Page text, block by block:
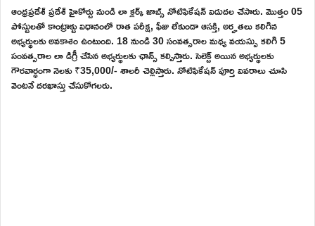
ఆంధ్రప్రదేశ్ ప్రదేశ్ హైకోర్టు నుండి లా క్లర్క్ జాబ్స్ నోటిఫికేషన్ విడుదల చేసారు. మొత్తం 05
పోస్టులతో కాంట్రాక్టు విధానంలో రాత పరీక్ష, ఫీజు లేకుండా ఆసక్తి, అర్హతలు కలిగిన
అభ్యర్థులకు అవకాశం ఉంటుంది. 18 నుండి 30 సంవత్సరాల మధ్య వయస్సు కలిగి 5
సంవత్సరాల లా డిగ్రీ చేసిన అభ్యర్థులకు ఛాన్స్ కల్పిస్తారు. సెలెక్ట్ అయిన అభ్యర్థులకు
గౌరవార్ధంగా నెలకు ₹35,000/- శాలరీ చెల్లిస్తారు. నోటిఫికేషన్ పూర్తి వివరాలు చూసి
వెంటనే దరఖాస్తు చేసుకోగలరు.